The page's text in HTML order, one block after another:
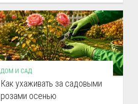
ДОМ И САД
Как ухаживать за садовыми
розами осенью